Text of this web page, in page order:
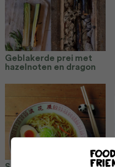
Geblakerde prei met
hazelnoten en dragon